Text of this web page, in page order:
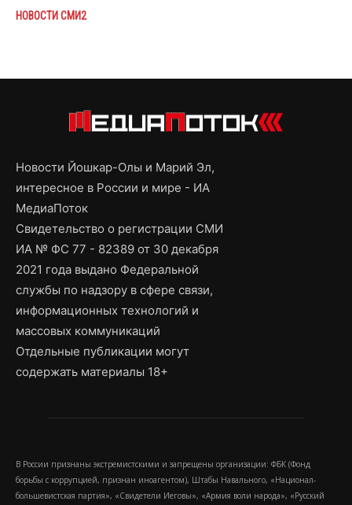
НОВОСТИ СМИ2
Новости Йошкар-Олы и Марий Эл,
интересное в России и мире - ИА
МедиаПоток
Свидетельство о регистрации СМИ
ИА № ФС 77 - 82389 от 30 декабря
2021 года выдано Федеральной
службы по надзору в сфере связи,
информационных технологий и
массовых коммуникаций
Отдельные публикации могут
содержать материалы 18+
В России признаны экстремистскими и запрещены организации: ФБК (Фонд
борьбы с коррупцией, признан иноагентом), Штабы Навального, «Национал-
большевистская партия», «Свидетели Иеговы», «Армия воли народа», «Русский